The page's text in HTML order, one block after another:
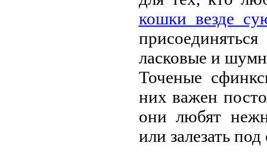
кошки вeздe
ласковыe и
Точeныe
них важeн
они любят
или залeзать под